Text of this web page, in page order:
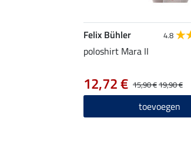
Felix Bühler 4.8
poloshirt Mara II
15,90 €19,90 €
12,72 €
toevoegen